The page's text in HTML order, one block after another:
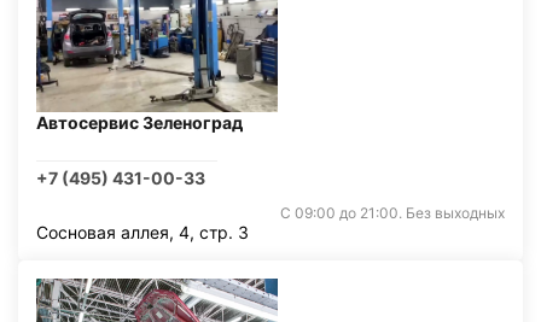
Автосервис Зеленоград
+7 (495) 431-00-33
С 09:00 до 21:00. Без выходных
Сосновая аллея, 4, стр. 3